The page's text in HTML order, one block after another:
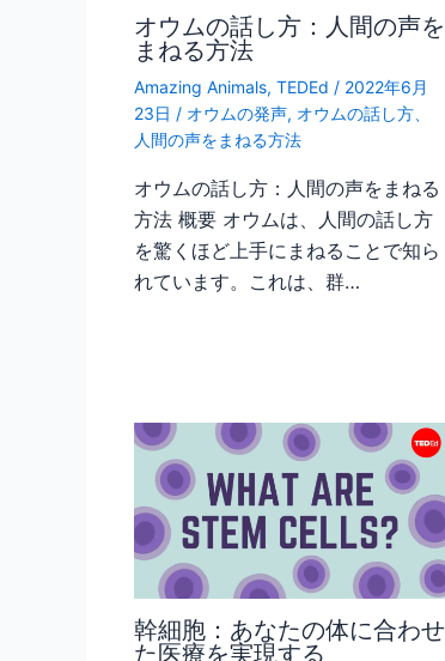
オウムの話し方：人間の声を
まねる方法
Amazing Animals, TEDEd / 2022年6月
23日 / オウムの発声, オウムの話し方、
人間の声をまねる方法
オウムの話し方：人間の声をまねる
方法 概要 オウムは、人間の話し方
を驚くほど上手にまねることで知ら
れています。これは、群…
幹細胞：あなたの体に合わせ
た医療を実現する